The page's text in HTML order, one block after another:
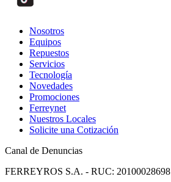
Nosotros
Equipos
Repuestos
Servicios
Tecnología
Novedades
Promociones
Ferreynet
Nuestros Locales
Solicite una Cotización
Canal de Denuncias
FERREYROS S.A. - RUC: 20100028698